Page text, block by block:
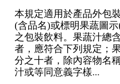
本規定適用於產品外包
(含品名)或標明果蔬圖
之包裝飲料。果蔬汁總
者，應符合下列規定；
分之十者，除內容物名
汁或等同意義字樣...